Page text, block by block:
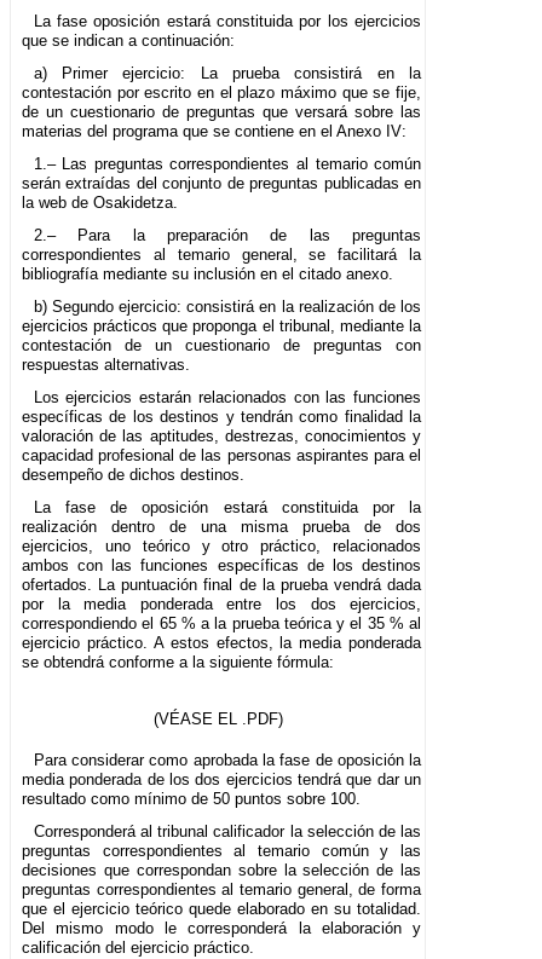
La fase oposición estará constituida por los ejercicios
que se indican a continuación:
a) Primer ejercicio: La prueba consistirá en la
contestación por escrito en el plazo máximo que se fije,
de un cuestionario de preguntas que versará sobre las
materias del programa que se contiene en el Anexo IV:
1.– Las preguntas correspondientes al temario común
serán extraídas del conjunto de preguntas publicadas en
la web de Osakidetza.
2.– Para la preparación de las preguntas
correspondientes al temario general, se facilitará la
bibliografía mediante su inclusión en el citado anexo.
b) Segundo ejercicio: consistirá en la realización de los
ejercicios prácticos que proponga el tribunal, mediante la
contestación de un cuestionario de preguntas con
respuestas alternativas.
Los ejercicios estarán relacionados con las funciones
específicas de los destinos y tendrán como finalidad la
valoración de las aptitudes, destrezas, conocimientos y
capacidad profesional de las personas aspirantes para el
desempeño de dichos destinos.
La fase de oposición estará constituida por la
realización dentro de una misma prueba de dos
ejercicios, uno teórico y otro práctico, relacionados
ambos con las funciones específicas de los destinos
ofertados. La puntuación final de la prueba vendrá dada
por la media ponderada entre los dos ejercicios,
correspondiendo el 65 % a la prueba teórica y el 35 % al
ejercicio práctico. A estos efectos, la media ponderada
se obtendrá conforme a la siguiente fórmula:
(VÉASE EL .PDF)
Para considerar como aprobada la fase de oposición la
media ponderada de los dos ejercicios tendrá que dar un
resultado como mínimo de 50 puntos sobre 100.
Corresponderá al tribunal calificador la selección de las
preguntas correspondientes al temario común y las
decisiones que correspondan sobre la selección de las
preguntas correspondientes al temario general, de forma
que el ejercicio teórico quede elaborado en su totalidad.
Del mismo modo le corresponderá la elaboración y
calificación del ejercicio práctico.